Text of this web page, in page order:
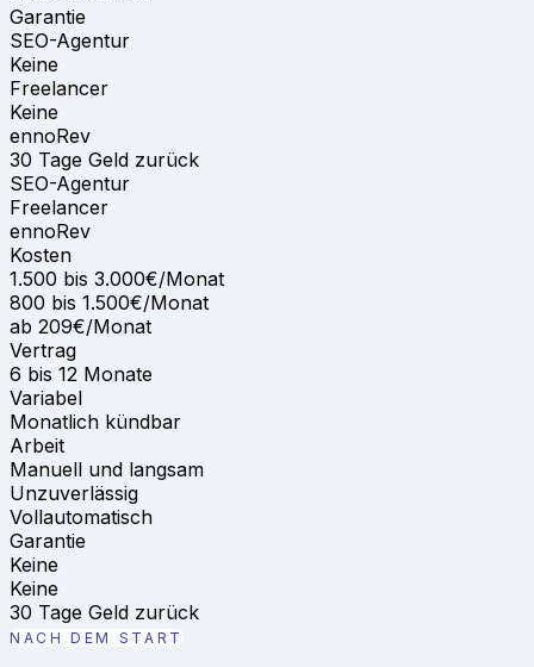
Garantie
SEO-Agentur
Keine
Freelancer
Keine
ennoRev
30 Tage Geld zurück
SEO-Agentur
Freelancer
ennoRev
Kosten
1.500 bis 3.000€/Monat
800 bis 1.500€/Monat
ab 209€/Monat
Vertrag
6 bis 12 Monate
Variabel
Monatlich kündbar
Arbeit
Manuell und langsam
Unzuverlässig
Vollautomatisch
Garantie
Keine
Keine
30 Tage Geld zurück
NACH DEM START